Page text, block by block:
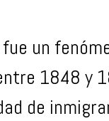
un
1848 y
de